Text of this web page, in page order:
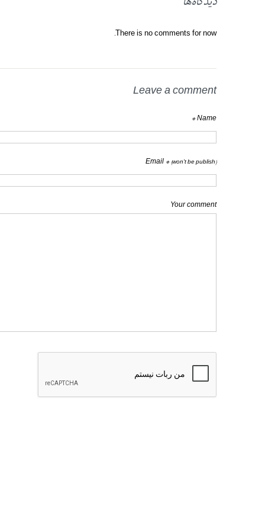
There is no comments for now.
Leave a comment
Name *
Email * (won't be publish)
Your comment